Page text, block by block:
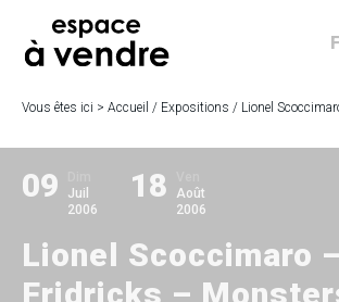
Vous êtes ici > Accueil / Expositions / Lionel
09
Juil
2006
18
Août
2006
Lionel Scoccimaro
Fridricks –